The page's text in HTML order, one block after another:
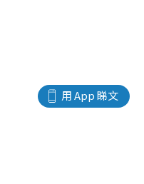
用 App 睇文